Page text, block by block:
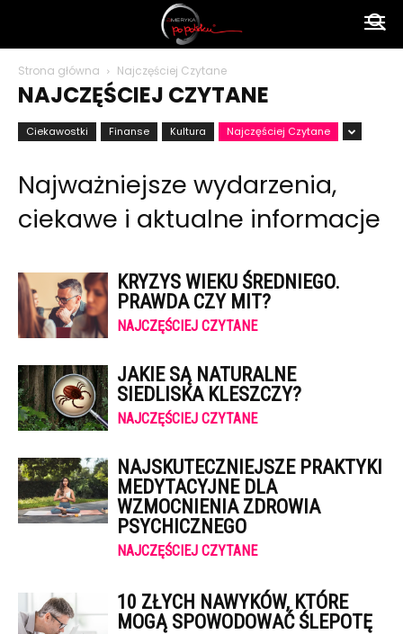
polsku
Strona główna Najczęściej Czytane
NAJCZĘŚCIEJ CZYTANE
Ciekawostki Finanse Kultura Najczęściej Czytane
Najważniejsze wydarzenia,
ciekawe i aktualne informacje
KRYZYS WIEKU ŚREDNIEGO.
PRAWDA CZY MIT?
NAJCZĘŚCIEJ CZYTANE
JAKIE SĄ NATURALNE
SIEDLISKA KLESZCZY?
NAJCZĘŚCIEJ CZYTANE
NAJSKUTECZNIEJSZE PRAKTYKI
MEDYTACYJNE DLA
WZMOCNIENIA ZDROWIA
PSYCHICZNEGO
NAJCZĘŚCIEJ CZYTANE
10 ZŁYCH NAWYKÓW, KTÓRE
MOGĄ SPOWODOWAĆ ŚLEPOTĘ